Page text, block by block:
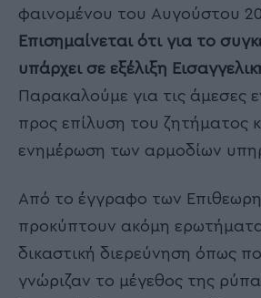
φαινομένου του Αυγούστου
Επισημαίνεται ότι για το
υπάρχει σε εξέλιξη
Παρακαλούμε για τις άμεσες
προς επίλυση του ζητήματος
ενημέρωση των αρμοδίων
Από το έγγραφο των
προκύπτουν ακόμη
δικαστική διερεύνηση όπως
γνώριζαν το μέγεθος της